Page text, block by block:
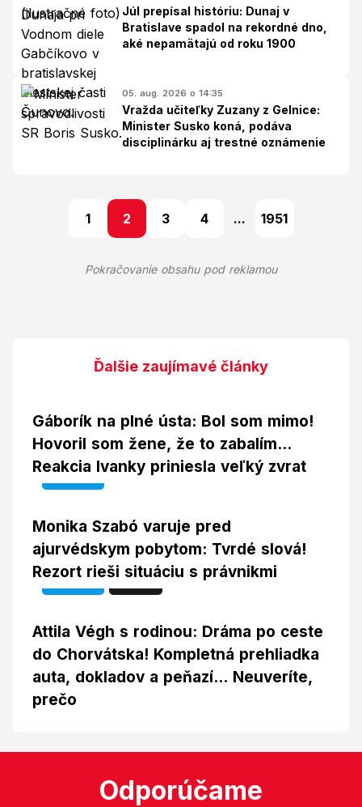
Júl prepísal históriu: Dunaj v
Bratislave spadol na rekordné dno,
aké nepamätajú od roku 1900
05. aug. 2026 o 14:35
Vražda učiteľky Zuzany z Gelnice:
Minister Susko koná, podáva
disciplinárku aj trestné oznámenie
1 2 3 4 ... 1951
Pokračovanie obsahu pod reklamou
Ďalšie zaujímavé články
Gáborík na plné ústa: Bol som mimo!
Hovoril som žene, že to zabalím...
Reakcia Ivanky priniesla veľký zvrat
Video
Monika Szabó varuje pred
ajurvédskym pobytom: Tvrdé slová!
Rezort rieši situáciu s právnikmi
Video Foto
Attila Végh s rodinou: Dráma po ceste
do Chorvátska! Kompletná prehliadka
auta, dokladov a peňazí... Neuveríte,
prečo
Odporúčame